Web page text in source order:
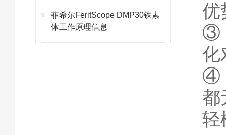
菲希尔FeritScope DMP30铁素
体工作原理信息
优
③
化
④
都
轻